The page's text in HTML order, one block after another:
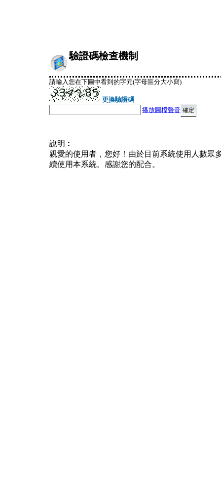
驗證碼檢查機制
請輸入您在下圖中看到的字元(字母區分大小寫)
更換驗證碼
播放圖檔聲音
說明︰
親愛的使用者，您好！由於目前系統使用人數眾
續使用本系統。感謝您的配合。